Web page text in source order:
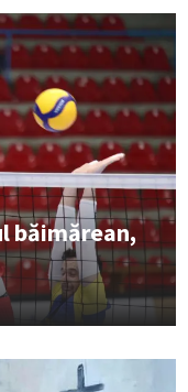
băimărean,